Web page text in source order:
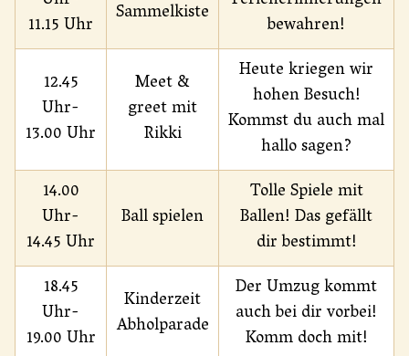
11.15 Uhr
Sammelkiste
bewahren!
12.45
Uhr-
13.00 Uhr
Meet &
greet mit
Rikki
Heute kriegen wir
hohen Besuch!
Kommst du auch mal
hallo sagen?
14.00
Uhr-
14.45 Uhr
Ball spielen
Tolle Spiele mit
Ballen! Das gefällt
dir bestimmt!
18.45
Uhr-
19.00 Uhr
Kinderzeit
Abholparade
Der Umzug kommt
auch bei dir vorbei!
Komm doch mit!